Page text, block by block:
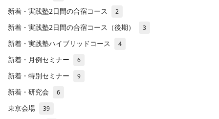
新着・実践塾2日間の合宿コース 2
新着・実践塾2日間の合宿コース（後期） 3
新着・実践塾ハイブリッドコース 4
新着・月例セミナー 6
新着・特別セミナー 9
新着・研究会 6
東京会場 39